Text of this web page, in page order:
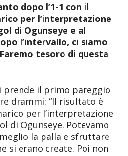
dopo l’1-1 con il
per l’interpretazione
di Ogunseye e al
l’intervallo, ci siamo
tesoro di questa
prende il primo pareggio
drammi: “Il risultato è
per l’interpretazione
di Ogunseye. Potevamo
la palla e sfruttare
si erano create. Poi non